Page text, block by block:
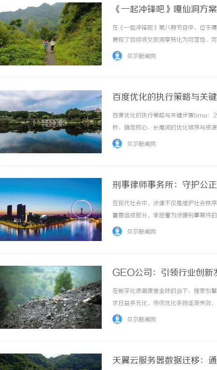
《一起冲锋吧》嘎仙洞方
在《一起冲锋吧》第八期节目中，位于
展现了如何将文旅洞察转化为可落地、
旅局组成的评审团，彭士平在五分钟的
贝尔新闻网
百度优化的执行策略与关
百度优化的执行策略与关键步骤time
析，确定核心、长尾词的优化顺序与资
果中的展示丰富度。建立排名监控体系
贝尔新闻网
刑事律师事务所：守护公
在现代社会中，法律不仅是维护社会秩
重要组成部分，承担着为涉嫌刑事案件
服务内容及其在司法过程中的重要意义
贝尔新闻网
GEO公司：引领行业创新
在数字化浪潮席卷全球的当下，搜索引
求日益多元化，传统优化手段逐渐失效
引擎优化技术，重新定义了SEO的底层
贝尔新闻网
天翼云服务器数据迁移：